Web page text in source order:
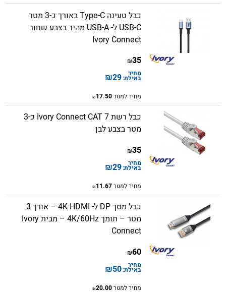
כבל טעינה Type-C באורך כ-3 מטר
USB-C ל- USB-A מהיר בצבע שחור
Ivory Connect
35
₪
מחיר
באילת:29
₪
מחיר למטר17.50
₪
כבל רשת Ivory Connect CAT 7 כ-3
מטר בצבע לבן
35
₪
מחיר
באילת:29
₪
מחיר למטר11.67
₪
כבל מסך DP ל- 4K HDMI – אורך 3
מטר – תומך 4K/60Hz – מבית Ivory
Connect
60
₪
מחיר
באילת:50
₪
מחיר למטר20.00
₪